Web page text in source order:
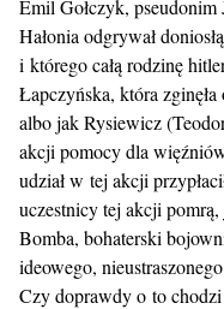
Emil Gołczyk, pseudonim
Hałonia odgrywał
i którego całą rodzinę
Łapczyńska, która
albo jak Rysiewicz
akcji pomocy dla
udział w tej akcji
uczestnicy tej akcji
Bomba, bohaterski
ideowego,
Czy doprawdy o to chodzi